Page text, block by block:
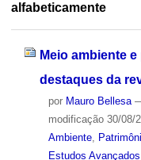
alfabeticamente
Meio ambiente
destaques da
por Mauro Bellesa
modificação30/08/
Ambiente,
Estudos Avançados